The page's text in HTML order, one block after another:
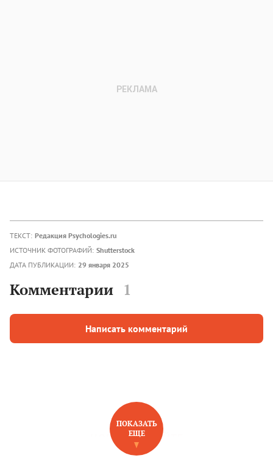
ТЕКСТ: Редакция Psychologies.ru
ИСТОЧНИК ФОТОГРАФИЙ: Shutterstock
ДАТА ПУБЛИКАЦИИ: 29 января 2025
Комментарии 1
Написать комментарий
НОВОЕ НА САЙТЕ
ПОКАЗАТЬ
ЕЩЕ